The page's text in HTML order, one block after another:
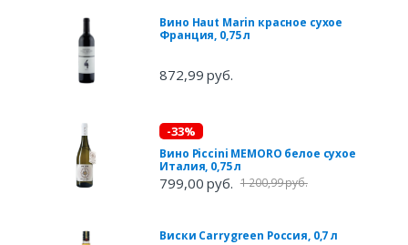
Вино Haut Marin красное сухое
Франция, 0,75 л
872,99 руб.
-33%
Вино Piccini MEMORO белое сухое
Италия, 0,75 л
799,00 руб. 1 200,99 руб.
Виски Carrygreen Россия, 0,7 л